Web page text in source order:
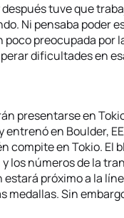
tuve que
Ni pensaba poder
preocupada por
dificultades en
presentarse en
en Boulder,
compite en Tokio. El
los números de la
próximo a la
Sin